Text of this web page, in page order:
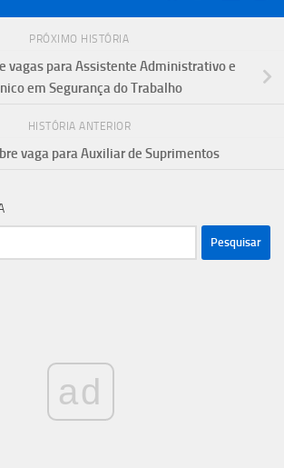
PRÓXIMO HISTÓRIA
vagas para Assistente Administrativo e
em Segurança do Trabalho
HISTÓRIA ANTERIOR
vaga para Auxiliar de Suprimentos
ad